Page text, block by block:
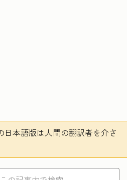
日本語版は人間の翻訳者を介さ